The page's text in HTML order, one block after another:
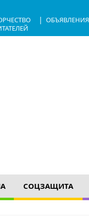
| ОБЪЯВЛЕНИЯ
СОЦЗАЩИТА